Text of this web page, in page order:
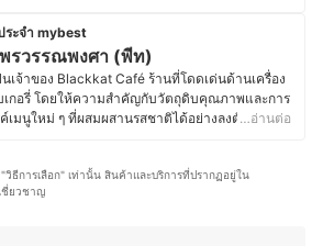
การลองผิดลองถูก ศึกษาค้นคว้า และลงมือทำด้วย
เวลาหลายปี จนเปิดร้านกาแฟของตัวเองได้สำเร็จ
Coffee มีจุดเด่นในการคัดสรรเมล็ดกาแฟคุณภาพ
หลายแหล่ง ทั้งกาแฟไทย กาแฟต่างประเทศ และ
รดพิเศษ หมุนเวียนให้เลือกตลอดในราคาที่เข้าถึงได้
จากนี้ คุณกอล์ฟยังชื่นชอบการเปิดประสบการณ์ใหม่
มาปรับใช้ในการพัฒนาร้านตัวเอง รวมถึงมีโอกาส
นความรู้กับผู้คนในวงการกาแฟอยู่เสมอ เพราะเชื่อ
ระจำ mybest
รวรรณพงศา (พีท)
เจ้าของ Blackkat Café ร้านที่โดดเด่นด้านเครื่อง
เกอรี่ โดยให้ความสำคัญกับวัตถุดิบคุณภาพและการ
ค์เมนูใหม่ ๆ ที่ผสมผสานรสชาติได้อย่างลงตัว ด้วย
นูให้มีเอกลักษณ์ และพื้นฐานด้านการท่องเที่ยวและ
มจากมหาวิทยาลัยเนชั่น ยังส่งเสริมให้คุณพีทเข้าใจ
…อ่านต่อ
ธีการเลือก" เท่านั้น สินค้าและบริการที่ปรากฏอยู่ใน
ชี่ยวชาญ